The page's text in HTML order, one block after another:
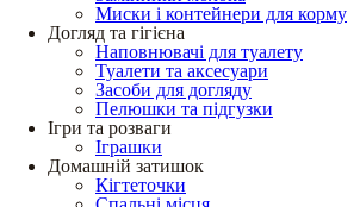
Миски і контейнери для корму
Догляд та гігієна
Наповнювачі для туалету
Туалети та аксесуари
Засоби для догляду
Пелюшки та підгузки
Ігри та розваги
Іграшки
Домашній затишок
Кігтеточки